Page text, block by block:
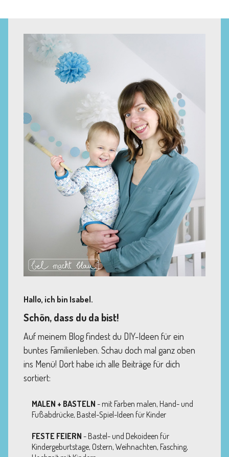
Hallo, ich bin Isabel.
Schön, dass du da bist!
Auf meinem Blog findest du DIY-Ideen für ein
buntes Familienleben. Schau doch mal ganz oben
ins Menü! Dort habe ich alle Beiträge für dich
sortiert:
MALEN + BASTELN - mit Farben malen, Hand- und
Fußabdrücke, Bastel-Spiel-Ideen für Kinder
FESTE FEIERN - Bastel- und Dekoideen für
Kindergeburtstage, Ostern, Weihnachten, Fasching,